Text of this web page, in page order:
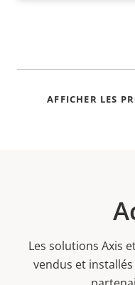
AFFICHER LES
Les solutions Axis
vendus et